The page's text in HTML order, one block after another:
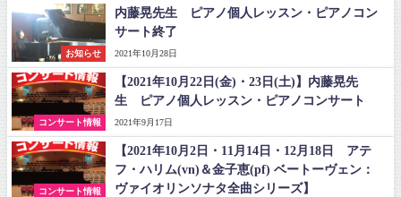
お知らせ
内藤晃先生 ピアノ個人レッスン・ピアノコン
サート終了
2021年10月28日
コンサート情報
【2021年10月22日(金)・23日(土)】内藤晃先
生 ピアノ個人レッスン・ピアノコンサート
2021年9月17日
コンサート情報
【2021年10月2日・11月14日・12月18日 アテ
フ・ハリム(vn)＆金子恵(pf) ベートーヴェン：
ヴァイオリンソナタ全曲シリーズ】